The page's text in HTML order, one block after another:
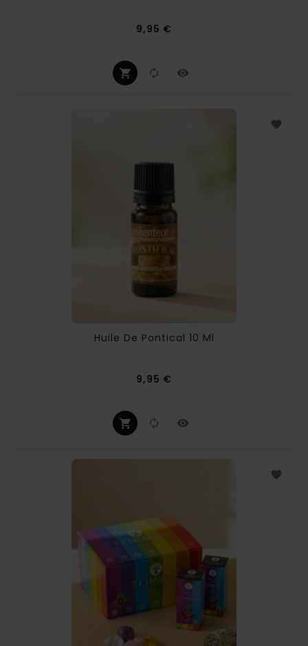
9,95 €
Huile De Pontical 10 Ml
9,95 €